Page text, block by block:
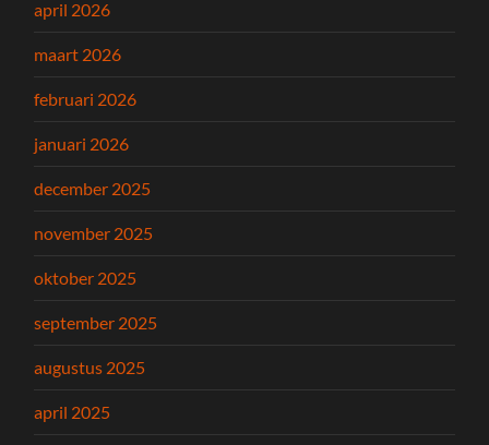
april 2026
maart 2026
februari 2026
januari 2026
december 2025
november 2025
oktober 2025
september 2025
augustus 2025
april 2025